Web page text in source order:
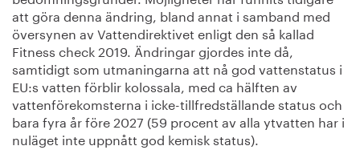
att göra denna ändring, bland annat i samband med
översynen av Vattendirektivet enligt den så kallad
Fitness check 2019. Ändringar gjordes inte då,
samtidigt som utmaningarna att nå god vattenstatus i
EU:s vatten förblir kolossala, med ca hälften av
vattenförekomsterna i icke-tillfredställande status och
bara fyra år före 2027 (59 procent av alla ytvatten har i
nuläget inte uppnått god kemisk status).